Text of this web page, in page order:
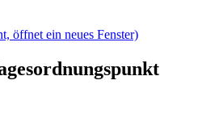
öffnet ein neues Fenster)